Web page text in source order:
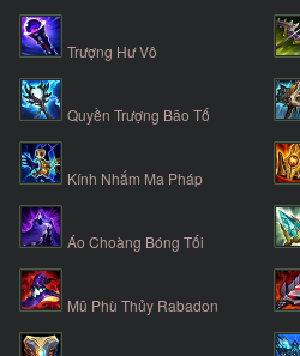
Trượng Hư Vô
Quyền Trượng Bão Tố
Kính Nhắm Ma Pháp
Áo Choàng Bóng Tối
Mũ Phù Thủy Rabadon